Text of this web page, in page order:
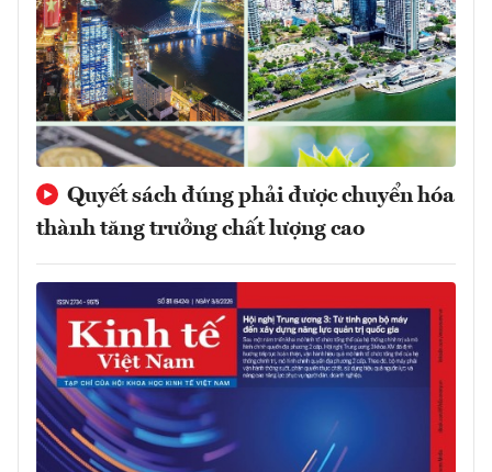
Quyết sách đúng phải được chuyển hóa
thành tăng trưởng chất lượng cao